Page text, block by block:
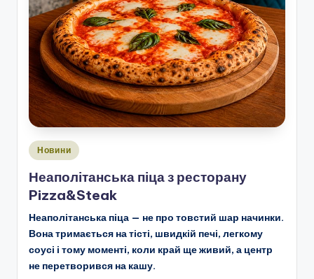
Опубліковано
Новини
Неаполітанська піца з ресторану
Pizza&Steak
Неаполітанська піца — не про товстий шар начинки.
Вона тримається на тісті, швидкій печі, легкому
соусі і тому моменті, коли край ще живий, а центр
не перетворився на кашу.